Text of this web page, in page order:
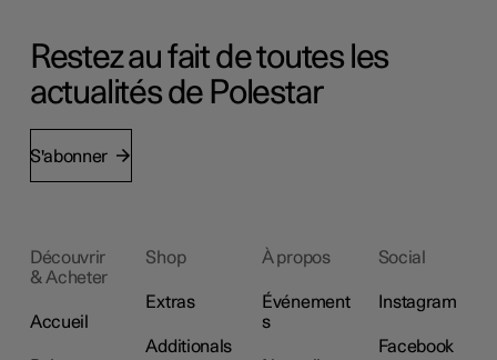
Restez au fait de toutes les
actualités de Polestar
S'abonner
Découvrir
& Acheter
Accueil
Shop
Extras
Additionals
À propos
Événement
s
Social
Instagram
Facebook